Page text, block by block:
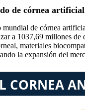
de córnea
de córnea
a 1037,69 millones
materiales
la expansión del